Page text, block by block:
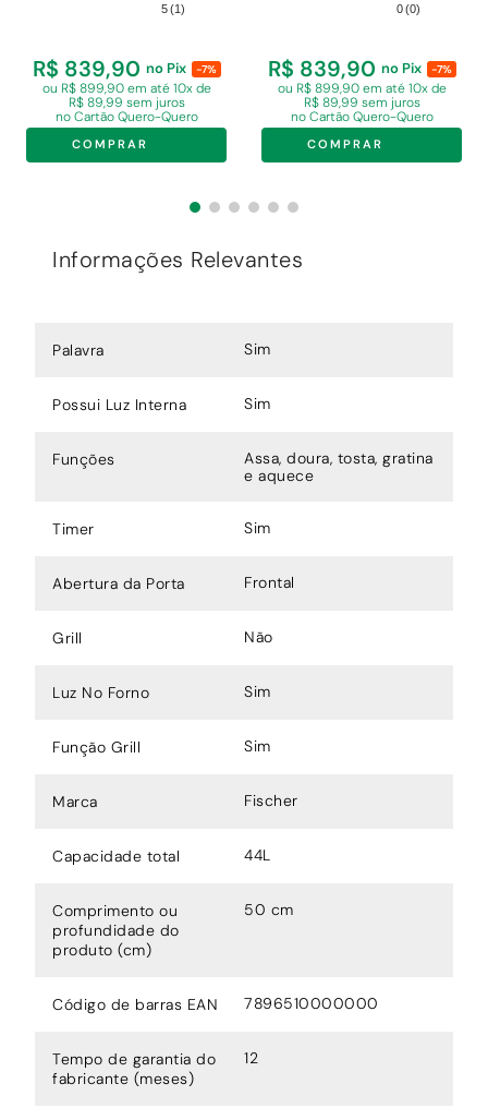
Litros Branco 220V
5(1)
R$ 839,90 no Pix -7%
ou R$ 899,90 em até 10x de
R$ 89,99 sem juros
no Cartão Quero-Quero
COMPRAR
Litros Branco 110V
0(0)
R$ 839,90 no Pix -7%
ou R$ 899,90 em até 10x de
R$ 89,99 sem juros
no Cartão Quero-Quero
COMPRAR
Informações Relevantes
Palavra Sim
Possui Luz Interna Sim
Funções
Assa, doura, tosta, gratina
e aquece
Timer Sim
Abertura da Porta Frontal
Grill Não
Luz No Forno Sim
Função Grill Sim
Marca Fischer
Capacidade total 44L
Comprimento ou
profundidade do
produto (cm)
50 cm
Código de barras EAN 7896510000000
Tempo de garantia do
fabricante (meses)
12